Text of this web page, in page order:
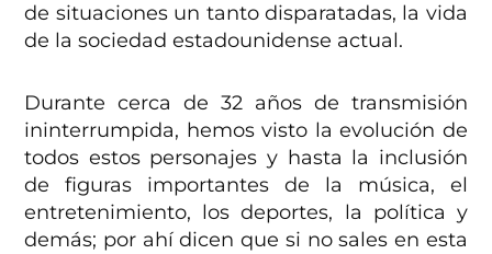
de situaciones un tanto disparatadas, la vida
de la sociedad estadounidense actual.
Durante cerca de 32 años de transmisión
ininterrumpida, hemos visto la evolución de
todos estos personajes y hasta la inclusión
de figuras importantes de la música, el
entretenimiento, los deportes, la política y
demás; por ahí dicen que si no sales en esta